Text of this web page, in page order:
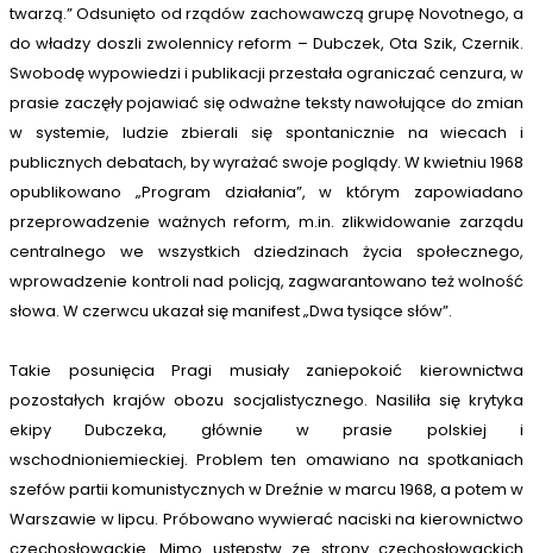
twarzą.” Odsunięto od rządów zachowawczą grupę Novotnego, a
do władzy doszli zwolennicy reform – Dubczek, Ota Szik, Czernik.
Swobodę wypowiedzi i publikacji przestała ograniczać cenzura, w
prasie zaczęły pojawiać się odważne teksty nawołujące do zmian
w systemie, ludzie zbierali się spontanicznie na wiecach i
publicznych debatach, by wyrażać swoje poglądy. W kwietniu 1968
opublikowano „Program działania”, w którym zapowiadano
przeprowadzenie ważnych reform, m.in. zlikwidowanie zarządu
centralnego we wszystkich dziedzinach życia społecznego,
wprowadzenie kontroli nad policją, zagwarantowano też wolność
słowa. W czerwcu ukazał się manifest „Dwa tysiące słów”.
Takie posunięcia Pragi musiały zaniepokoić kierownictwa
pozostałych krajów obozu socjalistycznego. Nasiliła się krytyka
ekipy Dubczeka, głównie w prasie polskiej i
wschodnioniemieckiej. Problem ten omawiano na spotkaniach
szefów partii komunistycznych w Dreźnie w marcu 1968, a potem w
Warszawie w lipcu. Próbowano wywierać naciski na kierownictwo